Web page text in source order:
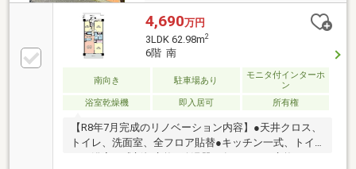
4,690万円
3LDK 62.98m2
6階 南
南向き 駐車場あり
モニタ付インターホ
ン
浴室乾燥機
即入居可 所有権
【R8年7月完成のリノベーション内容】●天井クロス、
トイレ、洗面室、全フロア貼替●キッチン一式、トイ